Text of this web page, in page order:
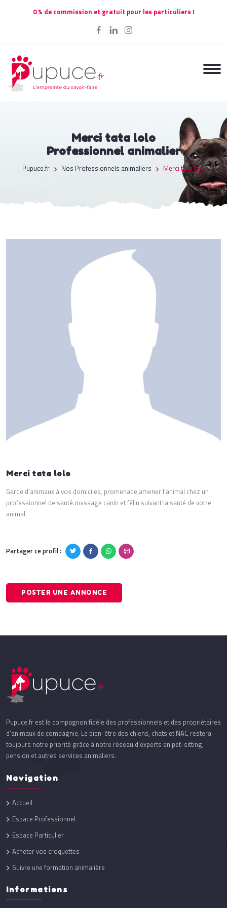
0 % de commission et gratuit pour les particuliers !
Merci tata lolo
Professionnel animalier
Pupuce.fr Nos Professionnels animaliers Merci tata lolo
Merci tata lolo
Garde d'animaux à vos domiciles, promenade,amener l'animal chez un
professionnel de santé.massage canin et félin suivant la santé de votre
animal.
Partager ce profil :
POSTER UNE ANNONCE
Pupuce.fr est le compagnon fidèle des professionnels et des propriétaires
d’animaux de compagnie. Le bien-être des chiens, chats et NAC restera
toujours notre priorité grâce à notre réseau d’experts en pet-sitting,
pension et autres services animaliers.
Navigation
Accueil
Espace Professionnel
Espace Particulier
Acheter vos croquettes
Suivre une formation animalière
Informations